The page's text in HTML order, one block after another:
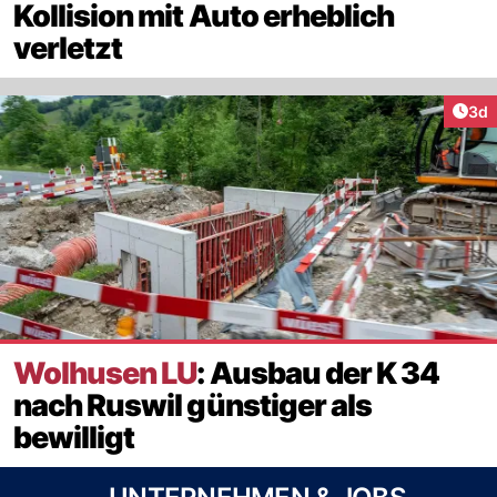
Kollision mit Auto erheblich
verletzt
3d
Wolhusen LU: Ausbau der K 34
nach Ruswil günstiger als
bewilligt